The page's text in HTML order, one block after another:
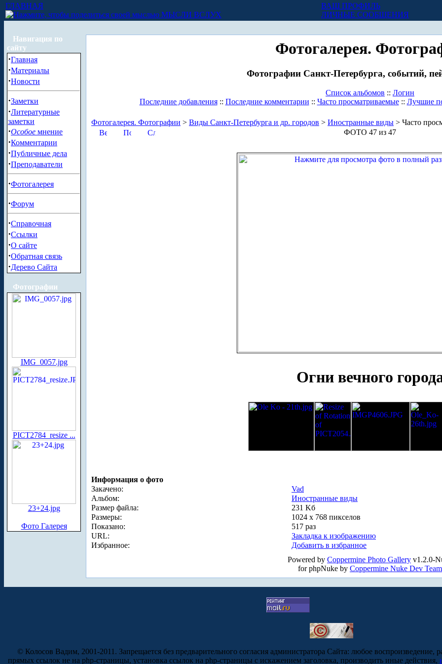
ГЛАВНАЯ
МЫСЛИ ВСЛУХ
ВАШ ПРОФИЛЬ
ЛИЧНЫЕ СООБЩЕНИЯ
Навигация по
сайту
·Главная
·Материалы
·Новости
·Заметки
·Литературные
заметки
·Особое мнение
·Комментарии
·Публичные дела
·Преподаватели
·Фотогалерея
·Форум
·Справочная
·Ссылки
·О сайте
·Обратная связь
·Дерево Сайта
Фотографии
IMG_0057.jpg
PICT2784_resize ...
23+24.jpg
Фото Галерея
Фотогалерея.
Фотографии Санкт-Петербурга, событий,
Список альбомов :: Логин
Последние добавления:: Последние комментарии :: Часто просматриваемые:: Лучшие
Фотогалерея. Фотографии > Виды Санкт-Петербурга и др. городов > Иностранные виды > Часто
ФОТО 47 из 47
Огни вечного
Информация о фото
Закачено:
Vad
Альбом:
Иностранные виды
Размер файла:
231 Kб
Размеры:
1024 x 768 пикселов
Показано:
517 раз
URL:
Закладка к изображению
Избранное:
Добавить в избранное
Powered by Coppermine Photo Gallery v1.2.0-
for phpNuke by Coppermine Nuke Dev Team
© Колосов Вадим, 2001-2011. Запрещается без предварительного согласия администратора Сайта: любое воспроизведение,
прямых ссылок не на php-страницы, установка ссылок на php-страницы с искажением заголовка, производить иные действия,